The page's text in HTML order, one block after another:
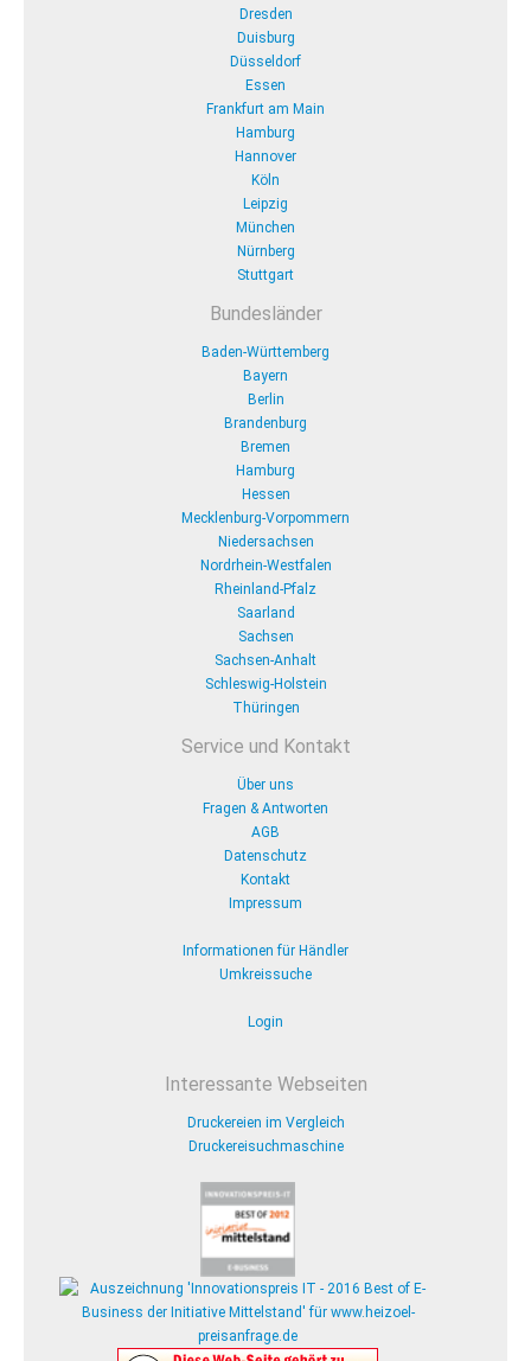
Dresden
Duisburg
Düsseldorf
Essen
Frankfurt am Main
Hamburg
Hannover
Köln
Leipzig
München
Nürnberg
Stuttgart
Bundesländer
Baden-Württemberg
Bayern
Berlin
Brandenburg
Bremen
Hamburg
Hessen
Mecklenburg-Vorpommern
Niedersachsen
Nordrhein-Westfalen
Rheinland-Pfalz
Saarland
Sachsen
Sachsen-Anhalt
Schleswig-Holstein
Thüringen
Service und Kontakt
Über uns
Fragen & Antworten
AGB
Datenschutz
Kontakt
Impressum
Informationen für Händler
Umkreissuche
Login
Interessante Webseiten
Druckereien im Vergleich
Druckereisuchmaschine